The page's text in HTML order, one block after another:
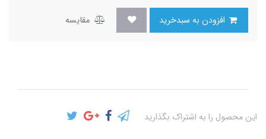
مقایسه
این محصول را به اشتراک بگذارید